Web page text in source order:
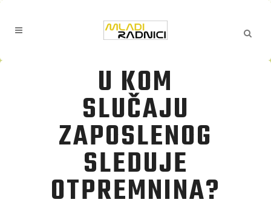
U KOM
SLUČAJU
ZAPOSLENOG
SLEDUJE
OTPREMNINA?